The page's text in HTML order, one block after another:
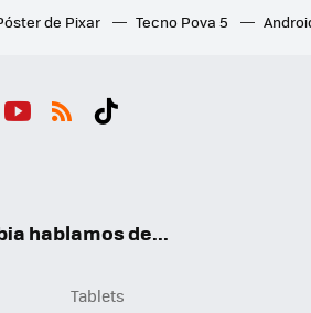
de Pixar Tecno Pova 5
hablamos de...
Tablets